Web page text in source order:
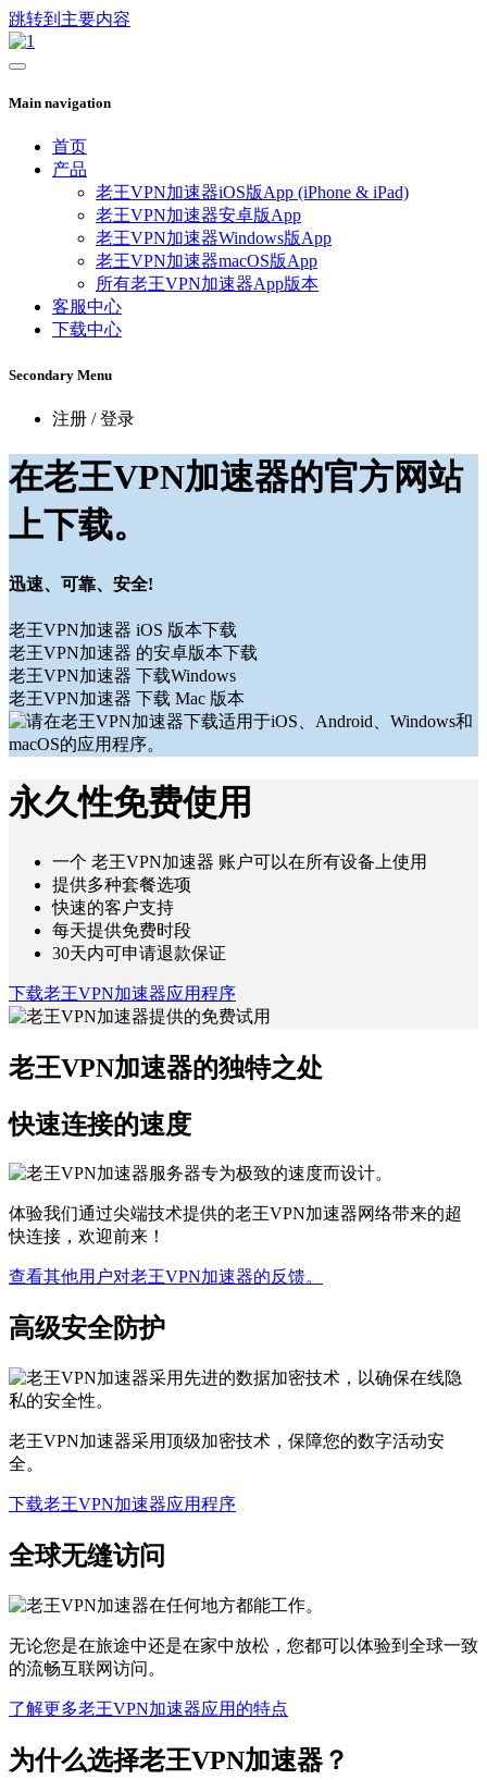
跳转到主要内容
Main navigation
首页
产品
老王VPN加速器iOS版App (iPhone & iPad)
老王VPN加速器安卓版App
老王VPN加速器Windows版App
老王VPN加速器macOS版App
所有老王VPN加速器App版本
客服中心
下载中心
Secondary Menu
注册 / 登录
在老王VPN加速器的官方网站
上下载。
迅速、可靠、安全!
老王VPN加速器 iOS 版本下载
老王VPN加速器 的安卓版本下载
老王VPN加速器 下载Windows
老王VPN加速器 下载 Mac 版本
永久性免费使用
一个 老王VPN加速器 账户可以在所有设备上使用
提供多种套餐选项
快速的客户支持
每天提供免费时段
30天内可申请退款保证
下载老王VPN加速器应用程序
老王VPN加速器的独特之处
快速连接的速度
体验我们通过尖端技术提供的老王VPN加速器网络带来的超
快连接，欢迎前来！
查看其他用户对老王VPN加速器的反馈。
高级安全防护
老王VPN加速器采用顶级加密技术，保障您的数字活动安
全。
下载老王VPN加速器应用程序
全球无缝访问
无论您是在旅途中还是在家中放松，您都可以体验到全球一致
的流畅互联网访问。
了解更多老王VPN加速器应用的特点
为什么选择老王VPN加速器？